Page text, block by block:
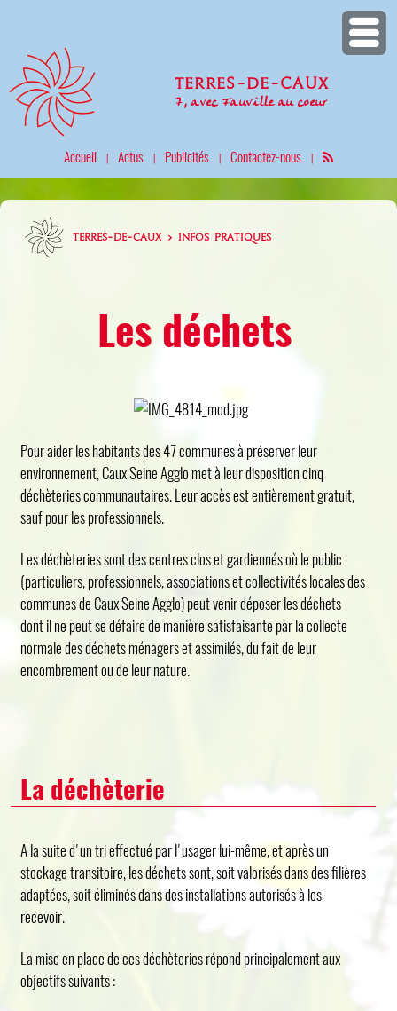
Terres-de-Caux
7, avec Fauville au coeur
Accueil | Actus | Publicités | Contactez-nous |
TERRES-DE-CAUX > INFOS PRATIQUES
Les déchets
Pour aider les habitants des 47 communes à préserver leur
environnement, Caux Seine Agglo met à leur disposition cinq
déchèteries communautaires. Leur accès est entièrement gratuit,
sauf pour les professionnels.
Les déchèteries sont des centres clos et gardiennés où le public
(particuliers, professionnels, associations et collectivités locales des
communes de Caux Seine Agglo) peut venir déposer les déchets
dont il ne peut se défaire de manière satisfaisante par la collecte
normale des déchets ménagers et assimilés, du fait de leur
encombrement ou de leur nature.
La déchèterie
A la suite d'un tri effectué par l'usager lui-même, et après un
stockage transitoire, les déchets sont, soit valorisés dans des filières
adaptées, soit éliminés dans des installations autorisés à les
recevoir.
La mise en place de ces déchèteries répond principalement aux
objectifs suivants :